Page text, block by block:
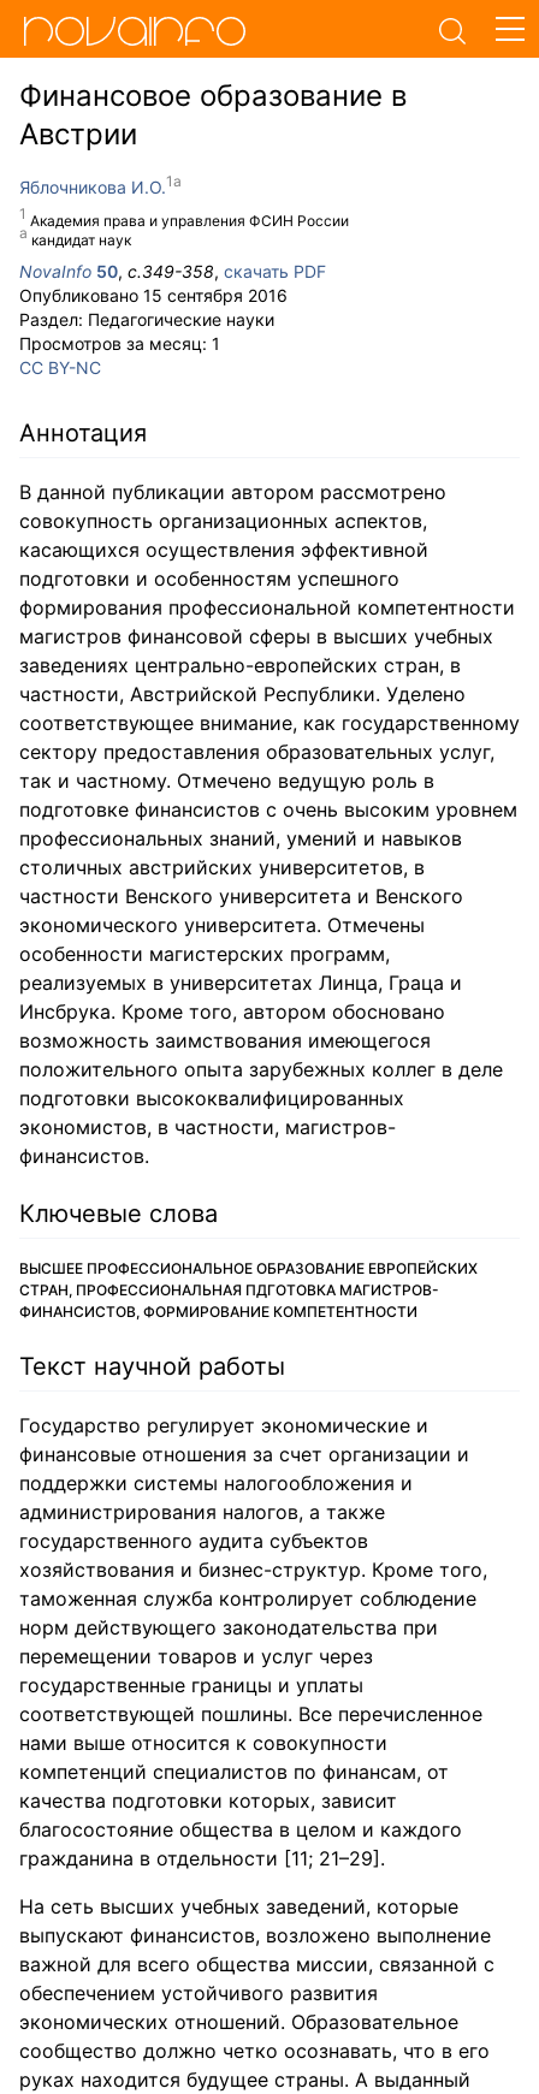
Финансовое образование в
Австрии
Яблочникова И.О.
Академия права и управления ФСИН России
кандидат наук
NovaInfo 50, с.349-358, скачать PDF
Опубликовано 15 сентября 2016
Раздел: Педагогические науки
Просмотров за месяц: 1
CC BY-NC
Аннотация
В данной публикации автором рассмотрено
совокупность организационных аспектов,
касающихся осуществления эффективной
подготовки и особенностям успешного
формирования профессиональной компетентности
магистров финансовой сферы в высших учебных
заведениях центрально-европейских стран, в
частности, Австрийской Республики. Уделено
соответствующее внимание, как государственному
сектору предоставления образовательных услуг,
так и частному. Отмечено ведущую роль в
подготовке финансистов с очень высоким уровнем
профессиональных знаний, умений и навыков
столичных австрийских университетов, в
частности Венского университета и Венского
экономического университета. Отмечены
особенности магистерских программ,
реализуемых в университетах Линца, Граца и
Инсбрука. Кроме того, автором обосновано
возможность заимствования имеющегося
положительного опыта зарубежных коллег в деле
подготовки высококвалифицированных
экономистов, в частности, магистров-
финансистов.
Ключевые слова
ВЫСШЕЕ ПРОФЕССИОНАЛЬНОЕ ОБРАЗОВАНИЕ ЕВРОПЕЙСКИХ
СТРАН, ПРОФЕССИОНАЛЬНАЯ ПДГОТОВКА МАГИСТРОВ-
ФИНАНСИСТОВ, ФОРМИРОВАНИЕ КОМПЕТЕНТНОСТИ
Текст научной работы
Государство регулирует экономические и
финансовые отношения за счет организации и
поддержки системы налогообложения и
администрирования налогов, а также
государственного аудита субъектов
хозяйствования и бизнес-структур. Кроме того,
таможенная служба контролирует соблюдение
норм действующего законодательства при
перемещении товаров и услуг через
государственные границы и уплаты
соответствующей пошлины. Все перечисленное
нами выше относится к совокупности
компетенций специалистов по финансам, от
качества подготовки которых, зависит
благосостояние общества в целом и каждого
гражданина в отдельности [11; 21–29].
На сеть высших учебных заведений, которые
выпускают финансистов, возложено выполнение
важной для всего общества миссии, связанной с
обеспечением устойчивого развития
экономических отношений. Образовательное
сообщество должно четко осознавать, что в его
руках находится будущее страны. А выданный